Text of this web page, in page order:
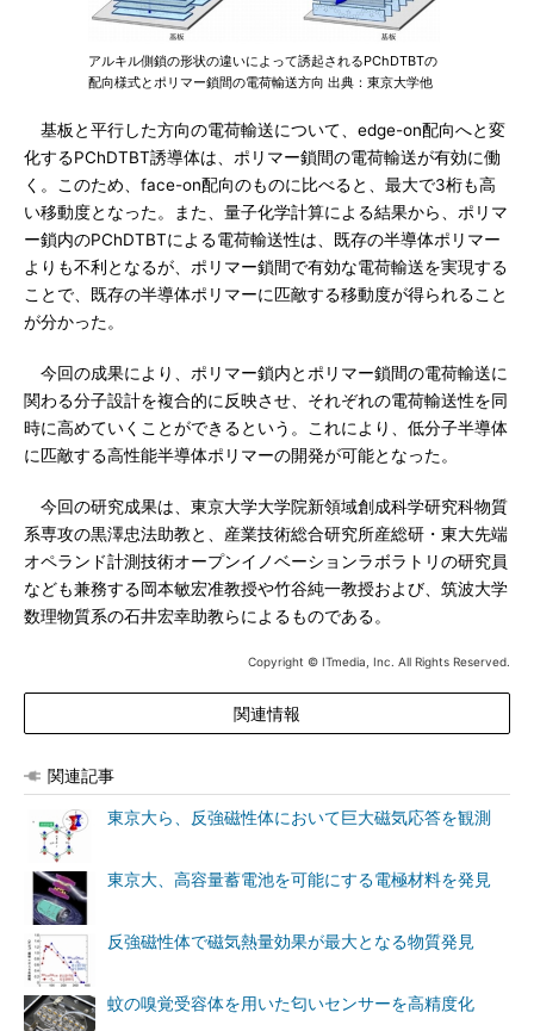
アルキル側鎖の形状の違いによって誘起されるPChDTBTの
配向様式とポリマー鎖間の電荷輸送方向 出典：東京大学他
基板と平行した方向の電荷輸送について、edge-on配向へと変
化するPChDTBT誘導体は、ポリマー鎖間の電荷輸送が有効に働
く。このため、face-on配向のものに比べると、最大で3桁も高
い移動度となった。また、量子化学計算による結果から、ポリマ
ー鎖内のPChDTBTによる電荷輸送性は、既存の半導体ポリマー
よりも不利となるが、ポリマー鎖間で有効な電荷輸送を実現する
ことで、既存の半導体ポリマーに匹敵する移動度が得られること
が分かった。
今回の成果により、ポリマー鎖内とポリマー鎖間の電荷輸送に
関わる分子設計を複合的に反映させ、それぞれの電荷輸送性を同
時に高めていくことができるという。これにより、低分子半導体
に匹敵する高性能半導体ポリマーの開発が可能となった。
今回の研究成果は、東京大学大学院新領域創成科学研究科物質
系専攻の黒澤忠法助教と、産業技術総合研究所産総研・東大先端
オペランド計測技術オープンイノベーションラボラトリの研究員
なども兼務する岡本敏宏准教授や竹谷純一教授および、筑波大学
数理物質系の石井宏幸助教らによるものである。
Copyright © ITmedia, Inc. All Rights Reserved.
関連情報
関連記事
東京大ら、反強磁性体において巨大磁気応答を観測
東京大、高容量蓄電池を可能にする電極材料を発見
反強磁性体で磁気熱量効果が最大となる物質発見
蚊の嗅覚受容体を用いた匂いセンサーを高精度化